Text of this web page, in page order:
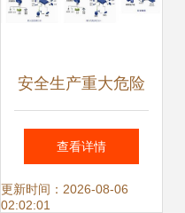
安全生产重大危险
源仓储监控解决方
案 巡更设备的应用
查看详情
更新时间：2026-08-06
02:02:01